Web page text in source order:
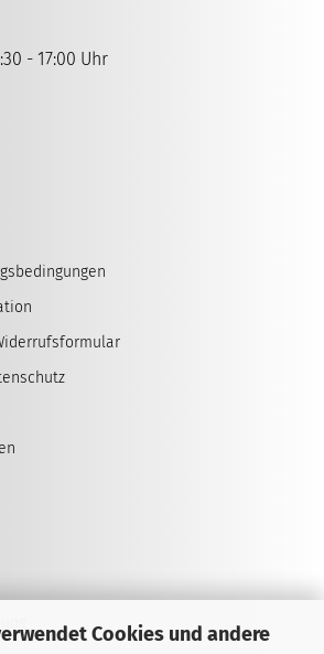
Cookies und andere
- 17:00 Uhr